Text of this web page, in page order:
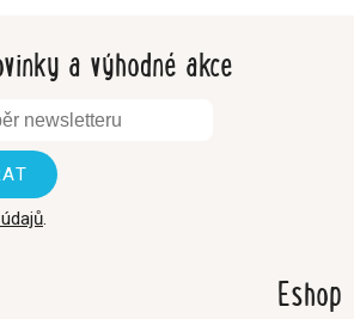
a výhodné akce
.
Eshop